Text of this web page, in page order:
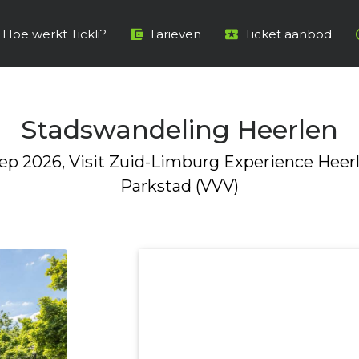
Hoe werkt Tickli? Tarieven Ticket aanbod
Stadswandeling Heerlen
2026, Visit Zuid-Limburg Experience
Parkstad (VVV)